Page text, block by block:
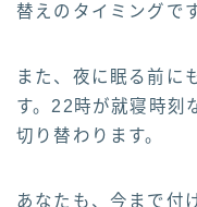
替えのタイミングです
また、夜に眠る前に
す。22時が就寝時刻
切り替わります。
あなたも、今まで付